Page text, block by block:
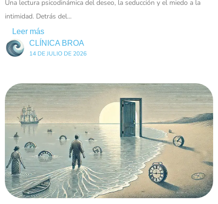
Una lectura psicodinámica del deseo, la seducción y el miedo a la
intimidad. Detrás del...
Leer más
CLÍNICA BROA
14 DE JULIO DE 2026